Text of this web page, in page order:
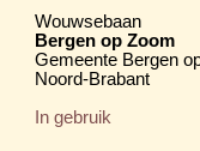
Wouwsebaan
Bergen op Zoom
Gemeente Bergen
Noord-Brabant
In gebruik